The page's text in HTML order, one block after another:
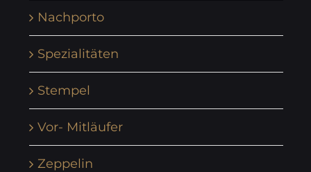
Nachporto
Spezialitäten
Stempel
Vor- Mitläufer
Zeppelin